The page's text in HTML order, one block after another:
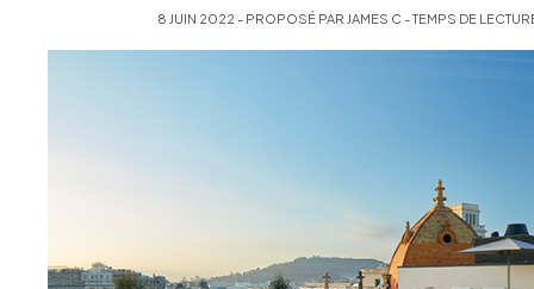
8 JUIN 2022 - PROPOSÉ PAR JAMES C - TEMPS DE